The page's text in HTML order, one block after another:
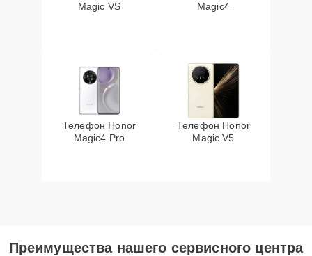
Magic VS
Magic4
Телефон Honor
Magic4 Pro
Телефон Honor
Magic V5
Преимущества нашего сервисного центра